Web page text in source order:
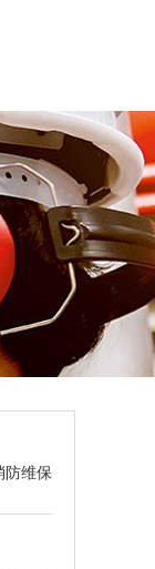
防维保